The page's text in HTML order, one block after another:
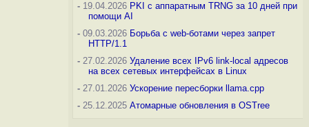
-19.04.2026 PKI с аппаратным TRNG за 10 дней при
помощи AI
-09.03.2026 Борьба с web-ботами через запрет
HTTP/1.1
-27.02.2026 Удаление всех IPv6 link-local адресов
на всех сетевых интерфейсах в Linux
-27.01.2026 Ускорение пересборки llama.cpp
-25.12.2025 Атомарные обновления в OSTree